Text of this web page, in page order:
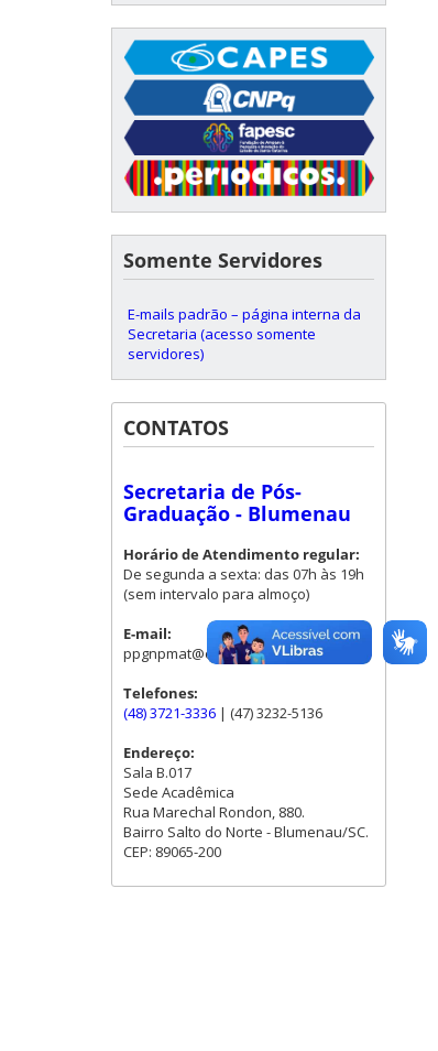
Somente Servidores
E-mails padrão – página interna da
Secretaria (acesso somente
servidores)
CONTATOS
Secretaria de Pós-
Graduação - Blumenau
Horário de Atendimento regular:
De segunda a sexta: das 07h às 19h
(sem intervalo para almoço)
E-mail:
ppgnpmat@contato.ufsc.br
Telefones:
(48) 3721-3336 | (47) 3232-5136
Endereço:
Sala B.017
Sede Acadêmica
Rua Marechal Rondon, 880.
Bairro Salto do Norte - Blumenau/SC.
CEP: 89065-200